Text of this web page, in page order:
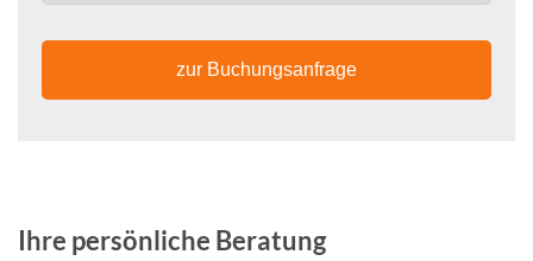
zur Buchungsanfrage
Ihre persönliche Beratung